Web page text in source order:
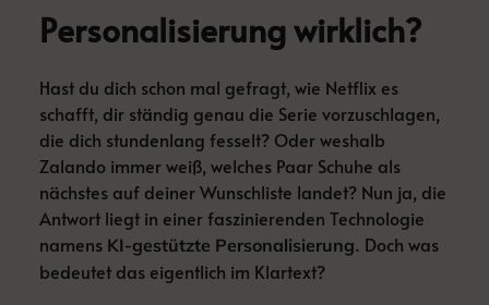
Personalisierung wirklich?
Hast du dich schon mal gefragt, wie Netflix es
schafft, dir ständig genau die Serie vorzuschlagen,
die dich stundenlang fesselt? Oder weshalb
Zalando immer weiß, welches Paar Schuhe als
nächstes auf deiner Wunschliste landet? Nun ja, die
Antwort liegt in einer faszinierenden Technologie
namens KI-gestützte Personalisierung. Doch was
bedeutet das eigentlich im Klartext?